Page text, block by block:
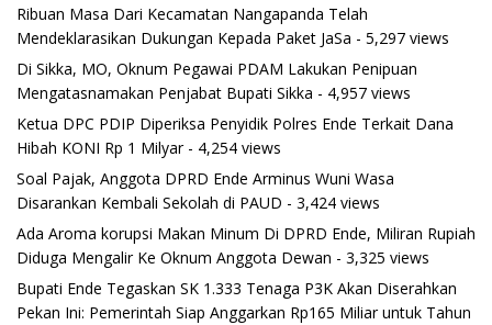
Ribuan Masa Dari Kecamatan Nangapanda Telah
Mendeklarasikan Dukungan Kepada Paket JaSa - 5,297 views
Di Sikka, MO, Oknum Pegawai PDAM Lakukan Penipuan
Mengatasnamakan Penjabat Bupati Sikka - 4,957 views
Ketua DPC PDIP Diperiksa Penyidik Polres Ende Terkait Dana
Hibah KONI Rp 1 Milyar- 4,254 views
Soal Pajak, Anggota DPRD Ende Arminus Wuni Wasa
Disarankan Kembali Sekolah di PAUD - 3,424 views
Ada Aroma korupsi Makan Minum Di DPRD Ende, Miliran Rupiah
Diduga Mengalir Ke Oknum Anggota Dewan - 3,325 views
Bupati Ende Tegaskan SK 1.333 Tenaga P3K Akan Diserahkan
Pekan Ini: Pemerintah Siap Anggarkan Rp165 Miliar untuk Tahun